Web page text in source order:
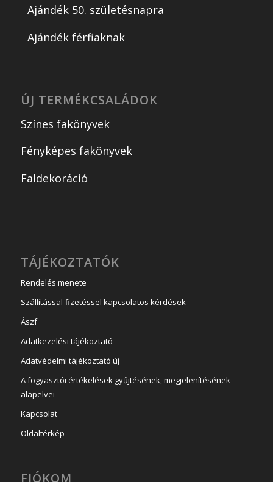
Ajándék 50. születésnapra
Ajándék férfiaknak
ÚJ TERMÉKCSALÁDOK
Színes fakönyvek
Fényképes fakönyvek
Faldekoráció
TÁJÉKOZTATÓK
Rendelés menete
Szállítással-fizetéssel kapcsolatos kérdések
Ászf
Adatkezelési tájékoztató
Adatvédelmi tájékoztató új
A fogyasztói értékelések gyűjtésének, megjelenítésének
alapelvei
Kapcsolat
Oldaltérkép
FIÓKOM